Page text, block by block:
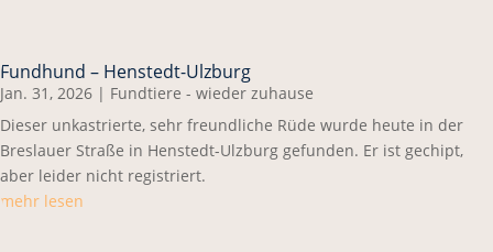
Fundhund – Henstedt-Ulzburg
Jan. 31, 2026 | Fundtiere - wieder zuhause
Dieser unkastrierte, sehr freundliche Rüde wurde heute in der
Breslauer Straße in Henstedt-Ulzburg gefunden. Er ist gechipt,
aber leider nicht registriert.
mehr lesen